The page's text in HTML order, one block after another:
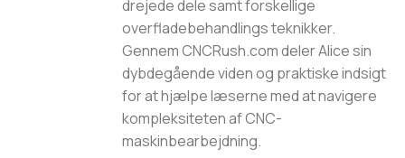
drejede dele samt forskellige
overfladebehandlings teknikker.
Gennem CNCRush.com deler Alice sin
dybdegående viden og praktiske indsigt
for at hjælpe læserne med at navigere
kompleksiteten af CNC-
maskinbearbejdning.